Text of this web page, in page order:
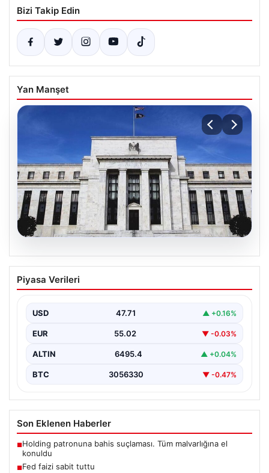
Bizi Takip Edin
Yan Manşet
06.08.2026
Fed faizi sabit tuttu
{ "title": "ABD Merkez Bankası Faiz Oranında Değişiklik
Piyasa Verileri
USD 47.71 ▲ +0.16%
EUR 55.02 ▼ -0.03%
ALTIN 6495.4 ▲ +0.04%
BTC 3056330 ▼ -0.47%
Son Eklenen Haberler
■Holding patronuna bahis suçlaması. Tüm malvarlığına el
konuldu
■Fed faizi sabit tuttu